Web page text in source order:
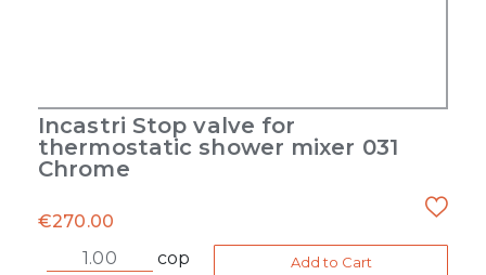
Incastri Stop valve for
thermostatic shower mixer 031
Chrome
€270.00
cop
Add to Cart